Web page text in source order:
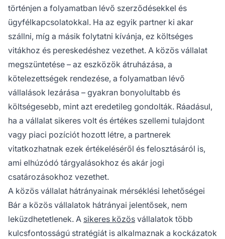
történjen a folyamatban lévő szerződésekkel és
ügyfélkapcsolatokkal. Ha az egyik partner ki akar
szállni, míg a másik folytatni kívánja, ez költséges
vitákhoz és pereskedéshez vezethet. A közös vállalat
megszüntetése – az eszközök átruházása, a
kötelezettségek rendezése, a folyamatban lévő
vállalások lezárása – gyakran bonyolultabb és
költségesebb, mint azt eredetileg gondolták. Ráadásul,
ha a vállalat sikeres volt és értékes szellemi tulajdont
vagy piaci pozíciót hozott létre, a partnerek
vitatkozhatnak ezek értékeléséről és felosztásáról is,
ami elhúzódó tárgyalásokhoz és akár jogi
csatározásokhoz vezethet.
A közös vállalat hátrányainak mérséklési lehetőségei
Bár a közös vállalatok hátrányai jelentősek, nem
leküzdhetetlenek. A sikeres közös vállalatok több
kulcsfontosságú stratégiát is alkalmaznak a kockázatok